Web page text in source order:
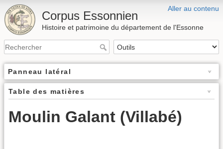
Aller au contenu
Corpus Essonnien
Histoire et patrimoine du département de l'Essonne
Panneau latéral
Table des matières
Moulin Galant (Villabé)